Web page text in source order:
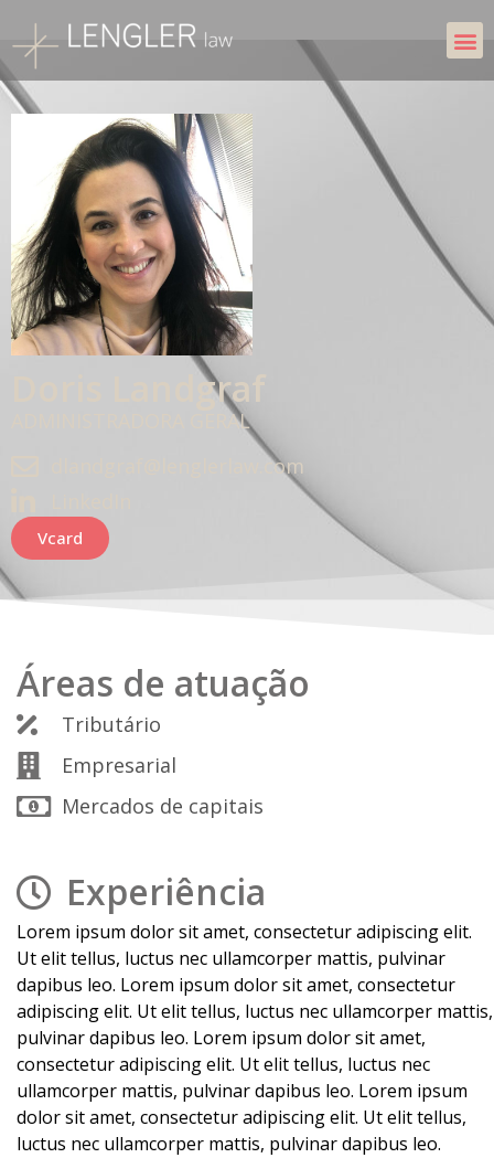
Doris Landgraf
ADMINISTRADORA GERAL
dlandgraf@lenglerlaw.com
Vcard
Áreas de atuação
Tributário
Empresarial
Mercados de capitais
Experiência
Lorem ipsum dolor sit amet, consectetur adipiscing elit.
Ut elit tellus, luctus nec ullamcorper mattis, pulvinar
dapibus leo. Lorem ipsum dolor sit amet, consectetur
adipiscing elit. Ut elit tellus, luctus nec ullamcorper mattis,
pulvinar dapibus leo. Lorem ipsum dolor sit amet,
consectetur adipiscing elit. Ut elit tellus, luctus nec
ullamcorper mattis, pulvinar dapibus leo. Lorem ipsum
dolor sit amet, consectetur adipiscing elit. Ut elit tellus,
luctus nec ullamcorper mattis, pulvinar dapibus leo.